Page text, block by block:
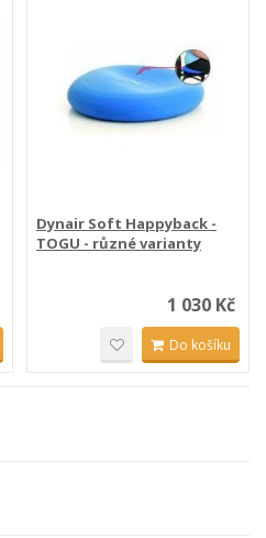
Dynair Soft Happyback -
TOGU - různé varianty
1 030 Kč
Do košíku